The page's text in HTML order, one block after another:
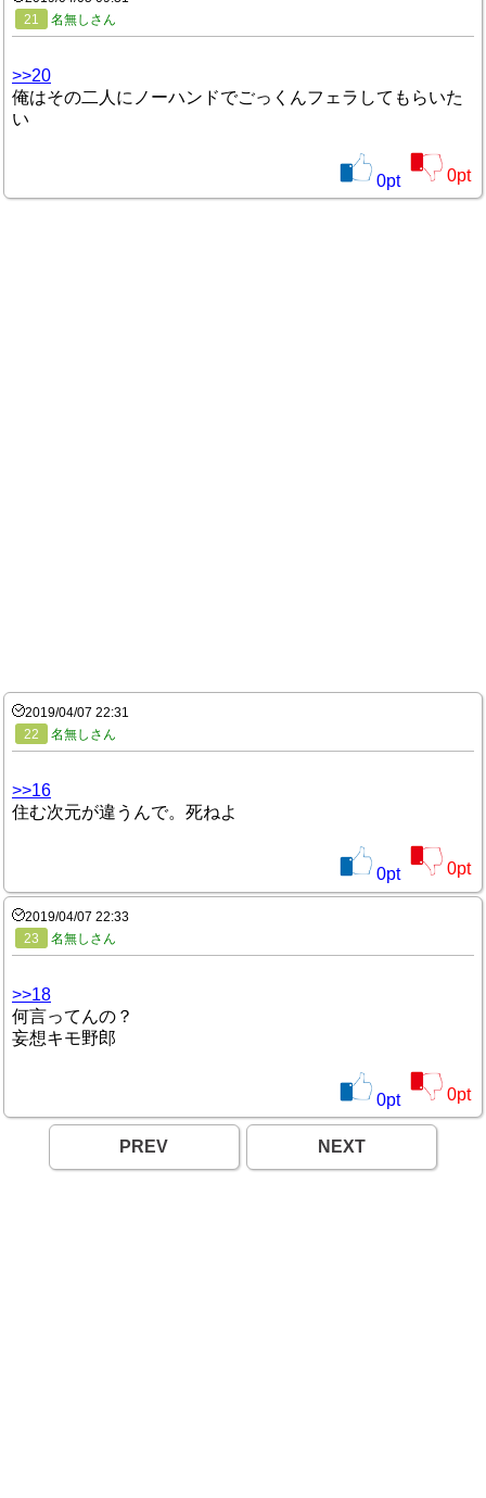
21
名無しさん
>>20
俺はその二人にノーハンドでごっくんフェラしてもらいた
い
0pt 0pt
2019/04/07 22:31
22
名無しさん
>>16
住む次元が違うんで。死ねよ
0pt 0pt
2019/04/07 22:33
23
名無しさん
>>18
何言ってんの？
妄想キモ野郎
0pt 0pt
PREV NEXT